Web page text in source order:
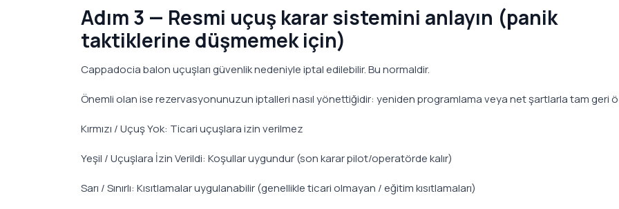
Adım 3 — Resmi uçuş karar sistemini anlayın (panik
taktiklerine düşmemek için)
Cappadocia balon uçuşları güvenlik nedeniyle iptal edilebilir. Bu normaldir.
Önemli olan ise rezervasyonunuzun iptalleri nasıl yönettiğidir: yeniden programlama veya net şartlarla tam geri
Kırmızı / Uçuş Yok: Ticari uçuşlara izin verilmez
Yeşil / Uçuşlara İzin Verildi: Koşullar uygundur (son karar pilot/operatörde kalır)
Sarı / Sınırlı: Kısıtlamalar uygulanabilir (genellikle ticari olmayan / eğitim kısıtlamaları)